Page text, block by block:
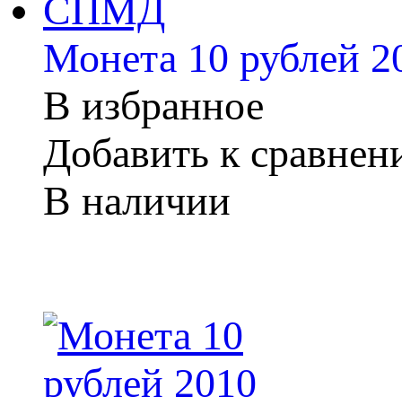
Монета 10 рублей
В избранное
Добавить к
В наличии